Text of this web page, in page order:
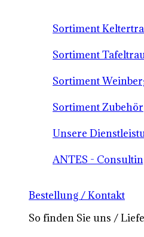
Sortiment
Sortiment
Sortiment
Sortiment Zubehör
Unsere
ANTES -
Bestellung / Kontakt
So finden Sie uns /